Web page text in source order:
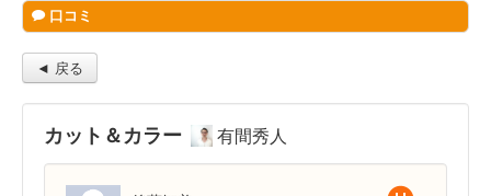
口コミ
◄ 戻る
カット＆カラー 有間秀人